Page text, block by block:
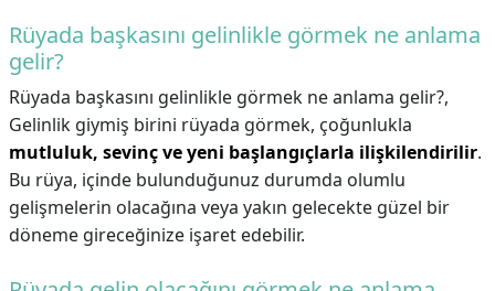
Rüyada başkasını gelinlikle görmek ne anlama
gelir?
Rüyada başkasını gelinlikle görmek ne anlama gelir?,
Gelinlik giymiş birini rüyada görmek, çoğunlukla
mutluluk, sevinç ve yeni başlangıçlarla ilişkilendirilir.
Bu rüya, içinde bulunduğunuz durumda olumlu
gelişmelerin olacağına veya yakın gelecekte güzel bir
döneme gireceğinize işaret edebilir.